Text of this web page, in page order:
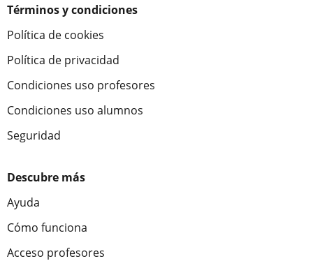
Términos y condiciones
Política de cookies
Política de privacidad
Condiciones uso profesores
Condiciones uso alumnos
Seguridad
Descubre más
Ayuda
Cómo funciona
Acceso profesores